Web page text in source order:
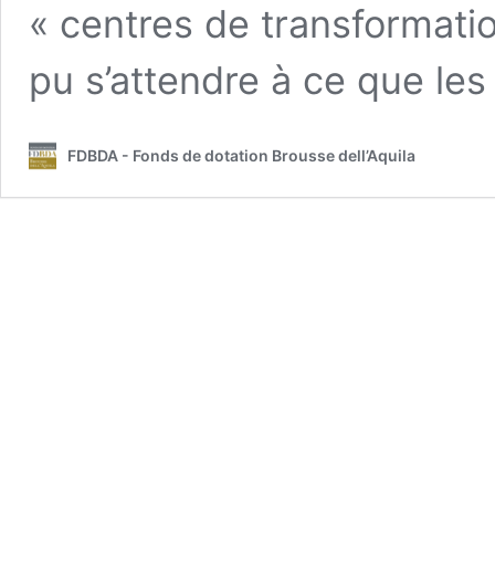
« centres de
pu s’attendre à ce que
FDBDA - Fonds de dotation Brousse dell’Aquila